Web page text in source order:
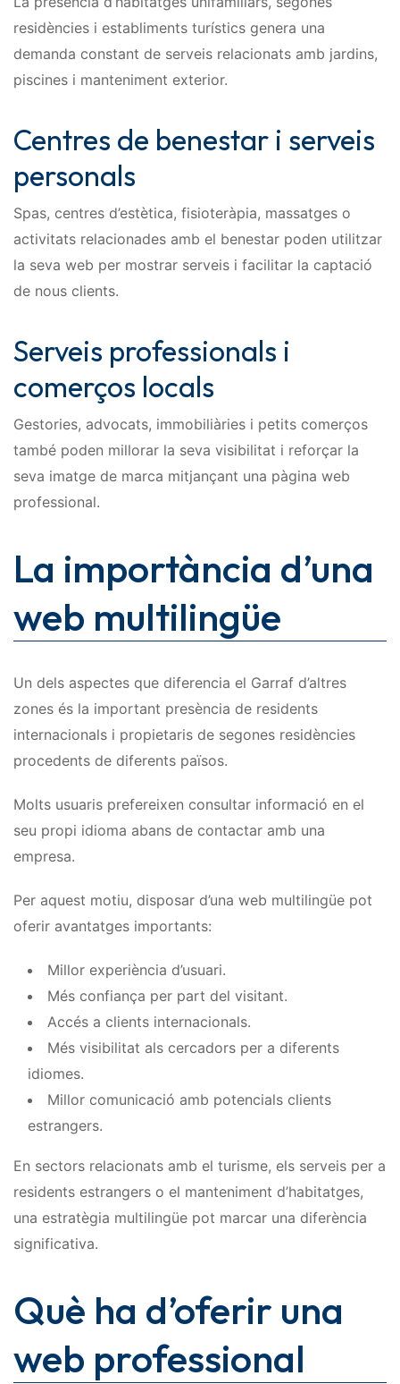
residències i establiments turístics genera una
demanda constant de serveis relacionats amb jardins,
piscines i manteniment exterior.
Centres de benestar i serveis
personals
Spas, centres d’estètica, fisioteràpia, massatges o
activitats relacionades amb el benestar poden utilitzar
la seva web per mostrar serveis i facilitar la captació
de nous clients.
Serveis professionals i
comerços locals
Gestories, advocats, immobiliàries i petits comerços
també poden millorar la seva visibilitat i reforçar la
seva imatge de marca mitjançant una pàgina web
professional.
La importància d’una
web multilingüe
Un dels aspectes que diferencia el Garraf d’altres
zones és la important presència de residents
internacionals i propietaris de segones residències
procedents de diferents països.
Molts usuaris prefereixen consultar informació en el
seu propi idioma abans de contactar amb una
empresa.
Per aquest motiu, disposar d’una web multilingüe pot
oferir avantatges importants:
Millor experiència d’usuari.
Més confiança per part del visitant.
Accés a clients internacionals.
Més visibilitat als cercadors per a diferents
idiomes.
Millor comunicació amb potencials clients
estrangers.
En sectors relacionats amb el turisme, els serveis per a
residents estrangers o el manteniment d’habitatges,
una estratègia multilingüe pot marcar una diferència
significativa.
Què ha d’oferir una
web professional